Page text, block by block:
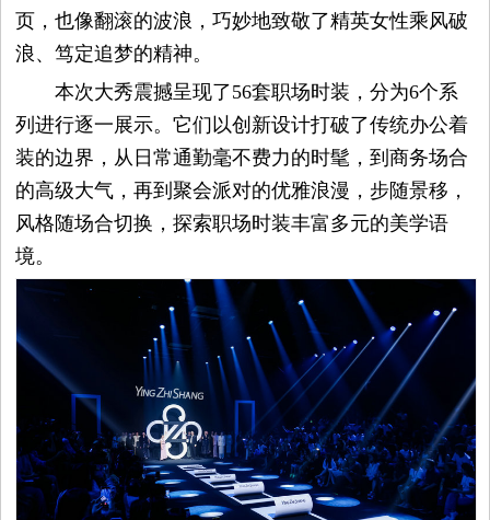
页，也像翻滚的波浪，巧妙地致敬了精英女性乘风破
浪、笃定追梦的精神。
本次大秀震撼呈现了56套职场时装，分为6个系
列进行逐一展示。它们以创新设计打破了传统办公着
装的边界，从日常通勤毫不费力的时髦，到商务场合
的高级大气，再到聚会派对的优雅浪漫，步随景移，
风格随场合切换，探索职场时装丰富多元的美学语
境。